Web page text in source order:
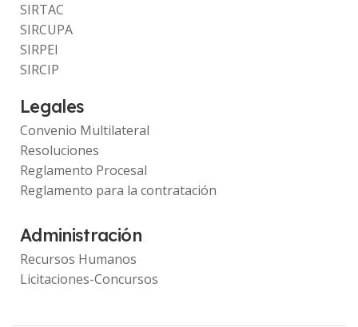
SIRTAC
SIRCUPA
SIRPEI
SIRCIP
Legales
Convenio Multilateral
Resoluciones
Reglamento Procesal
Reglamento para la contratación
Administración
Recursos Humanos
Licitaciones-Concursos